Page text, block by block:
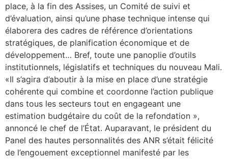
place, à la fin des Assises, un Comité de suivi et
d’évaluation, ainsi qu’une phase technique intense qui
élaborera des cadres de référence d’orientations
stratégiques, de planification économique et de
développement… Bref, toute une panoplie d’outils
institutionnels, législatifs et techniques du nouveau Mali.
«Il s’agira d’aboutir à la mise en place d’une stratégie
cohérente qui combine et coordonne l’action publique
dans tous les secteurs tout en engageant une
estimation budgétaire du coût de la refondation »,
annoncé le chef de l’État. Auparavant, le président du
Panel des hautes personnalités des ANR s’était félicité
de l’engouement exceptionnel manifesté par les